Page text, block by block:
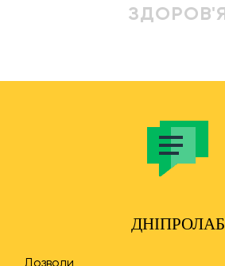
ЗДОРОВ'Я
ДНІПРОЛАБ